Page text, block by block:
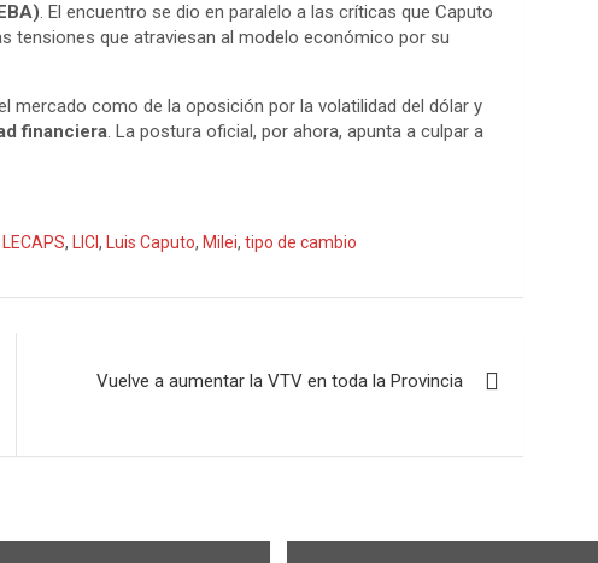
. El encuentro se dio en paralelo a las críticas que Caputo
tensiones que atraviesan al modelo económico por su
como de la oposición por la volatilidad del dólar y
financiera. La postura oficial, por ahora, apunta a culpar a
LECAPS, LICI, Luis Caputo, Milei, tipo de cambio
Vuelve a aumentar la VTV en toda la Provincia